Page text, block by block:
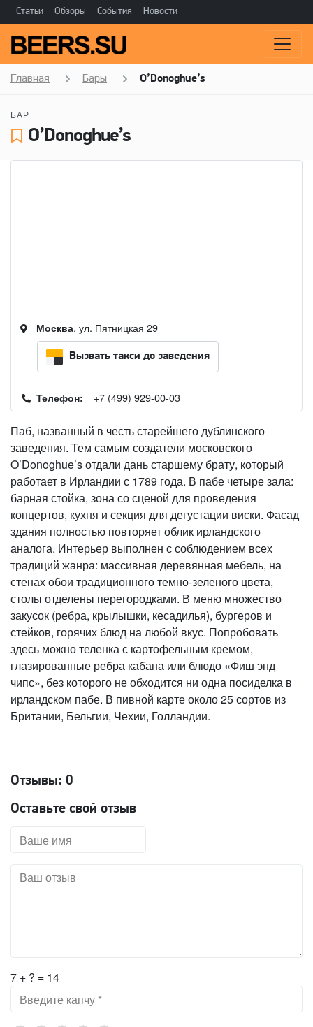
Статьи Обзоры События Новости
Главная Бары O’Donoghue’s
БАР
O’Donoghue’s
Паб, названный в честь старейшего дублинского
заведения. Тем самым создатели московского
O’Donoghue’s отдали дань старшему брату, который
работает в Ирландии с 1789 года. В пабе четыре зала:
барная стойка, зона со сценой для проведения
концертов, кухня и секция для дегустации виски. Фасад
здания полностью повторяет облик ирландского
аналога. Интерьер выполнен с соблюдением всех
традиций жанра: массивная деревянная мебель, на
стенах обои традиционного темно-зеленого цвета,
столы отделены перегородками. В меню множество
закусок (ребра, крылышки, кесадилья), бургеров и
стейков, горячих блюд на любой вкус. Попробовать
здесь можно теленка с картофельным кремом,
глазированные ребра кабана или блюдо «Фиш энд
чипс», без которого не обходится ни одна посиделка в
ирландском пабе. В пивной карте около 25 сортов из
Британии, Бельгии, Чехии, Голландии.
Отзывы: 0
Оставьте свой отзыв
7 + ? = 14
Москва, ул. Пятницкая 29
Вызвать такси до заведения
Телефон: +7 (499) 929-00-03